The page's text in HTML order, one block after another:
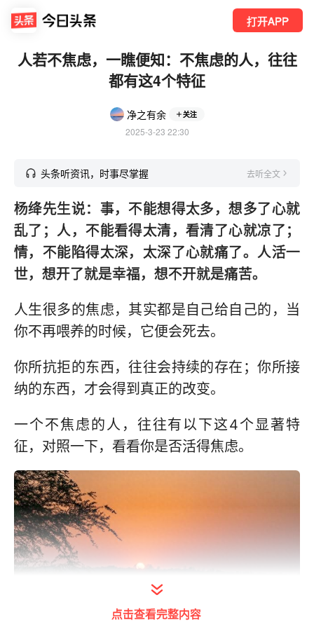
打开APP
人若不焦虑，一瞧便知：不焦虑的人，往往
都有这4个特征
净之有余 关注
2025-3-23 22:30
头条听资讯，时事尽掌握 去听全文
杨绛先生说：事，不能想得太多，想多了心就
乱了；人，不能看得太清，看清了心就凉了；
情，不能陷得太深，太深了心就痛了。人活一
世，想开了就是幸福，想不开就是痛苦。
人生很多的焦虑，其实都是自己给自己的，当
你不再喂养的时候，它便会死去。
你所抗拒的东西，往往会持续的存在；你所接
纳的东西，才会得到真正的改变。
一个不焦虑的人，往往有以下这4个显著特
征，对照一下，看看你是否活得焦虑。
点击查看完整内容